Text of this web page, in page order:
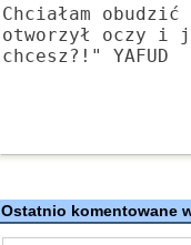
Chciałam
otworzył oczy i
chcesz?!" YAFUD
Ostatnio komentowane